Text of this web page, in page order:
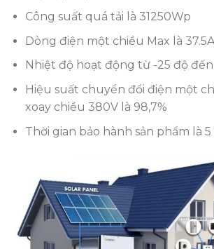
Công suất quá tải là 31250Wp
Dòng điện một chiều Max là 37.5A
Nhiệt độ hoạt động từ -25 độ đến
Hiệu suất chuyển đổi điện một
xoay chiều 380V là 98,7%
Thời gian bảo hành sản phẩm là 5